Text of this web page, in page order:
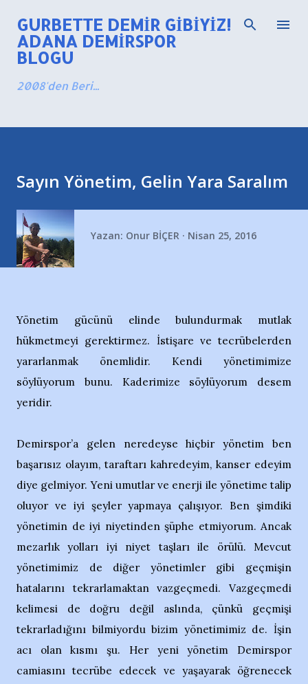
Ana içeriğe atla
GURBETTE DEMIR GIBIYIZ!
ADANA DEMIRSPOR
BLOGU
2008'den Beri...
Sayın Yönetim, Gelin Yara Saralım
Yazan: Onur BİÇER Nisan 25, 2016
Yönetim gücünü elinde bulundurmak mutlak
hükmetmeyi gerektirmez. İstişare ve tecrübelerden
yararlanmak önemlidir. Kendi yönetimimize
söylüyorum bunu. Kaderimize söylüyorum desem
yeridir.
Demirspor’a gelen neredeyse hiçbir yönetim ben
başarısız olayım, taraftarı kahredeyim, kanser edeyim
diye gelmiyor. Yeni umutlar ve enerji ile yönetime talip
oluyor ve iyi şeyler yapmaya çalışıyor. Ben şimdiki
yönetimin de iyi niyetinden şüphe etmiyorum. Ancak
mezarlık yolları iyi niyet taşları ile örülü. Mevcut
yönetimimiz de diğer yönetimler gibi geçmişin
hatalarını tekrarlamaktan vazgeçmedi. Vazgeçmedi
kelimesi de doğru değil aslında, çünkü geçmişi
tekrarladığını bilmiyordu bizim yönetimimiz de. İşin
acı olan kısmı şu. Her yeni yönetim Demirspor
camiasını tecrübe edecek ve yaşayarak öğrenecek